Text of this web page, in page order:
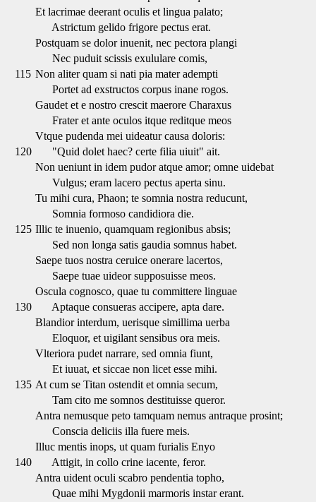
Et lacrimae deerant oculis et lingua palato;
Astrictum gelido frigore pectus erat.
Postquam se dolor inuenit, nec pectora plangi
Nec puduit scissis exululare comis,
115 Non aliter quam si nati pia mater adempti
Portet ad exstructos corpus inane rogos.
Gaudet et e nostro crescit maerore Charaxus
Frater et ante oculos itque reditque meos
Vtque pudenda mei uideatur causa doloris:
120
"Quid dolet haec? certe filia uiuit" ait.
Non ueniunt in idem pudor atque amor; omne uidebat
Vulgus; eram lacero pectus aperta sinu.
Tu mihi cura, Phaon; te somnia nostra reducunt,
Somnia formoso candidiora die.
125 Illic te inuenio, quamquam regionibus absis;
Sed non longa satis gaudia somnus habet.
Saepe tuos nostra ceruice onerare lacertos,
Saepe tuae uideor supposuisse meos.
Oscula cognosco, quae tu committere linguae
130
Aptaque consueras accipere, apta dare.
Blandior interdum, uerisque simillima uerba
Eloquor, et uigilant sensibus ora meis.
Vlteriora pudet narrare, sed omnia fiunt,
Et iuuat, et siccae non licet esse mihi.
135 At cum se Titan ostendit et omnia secum,
Tam cito me somnos destituisse queror.
Antra nemusque peto tamquam nemus antraque prosint;
Conscia deliciis illa fuere meis.
Illuc mentis inops, ut quam furialis Enyo
140
Attigit, in collo crine iacente, feror.
Antra uident oculi scabro pendentia topho,
Quae mihi Mygdonii marmoris instar erant.